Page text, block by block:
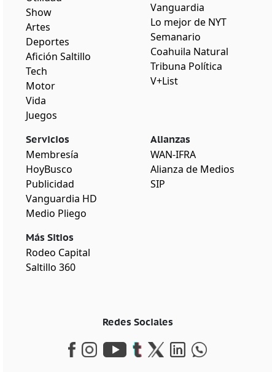
Show
Artes
Deportes
Afición Saltillo
Tech
Motor
Vida
Juegos
Vanguardia
Lo mejor de NYT
Semanario
Coahuila Natural
Tribuna Política
V+List
Servicios
Membresía
HoyBusco
Publicidad
Vanguardia HD
Medio Pliego
Más Sitios
Rodeo Capital
Saltillo 360
Alianzas
WAN-IFRA
Alianza de Medios
SIP
Redes Sociales